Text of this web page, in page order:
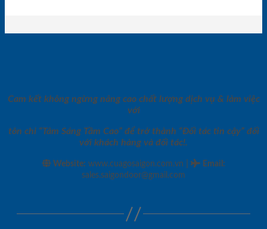
Cam kết không ngừng nâng cao chất lượng dịch vụ & làm việc
với
tôn chỉ “Tâm Sáng Tầm Cao” để trở thành “Đối tác tin cậy” đối
với khách hàng và đối tác!.
Website: www.cuagosaigon.com.vn Email :
sales.saigondoor@gmail.com